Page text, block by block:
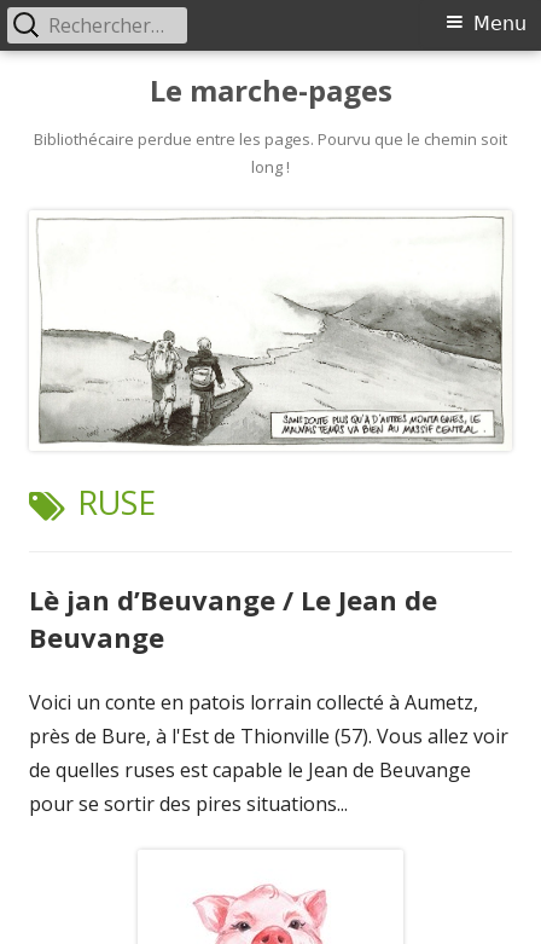
content
Le marche-pages
Bibliothécaire perdue entre les pages. Pourvu que le chemin soit
long !
Primary
Menu
Rechercher :
TAG:
RUSE
Lè jan d’Beuvange / Le Jean de
Beuvange
Voici un conte en patois lorrain collecté à Aumetz,
près de Bure, à l'Est de Thionville (57). Vous allez voir
de quelles ruses est capable le Jean de Beuvange
pour se sortir des pires situations...